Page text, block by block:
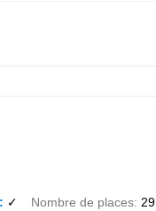
✓ Nombre de places 29